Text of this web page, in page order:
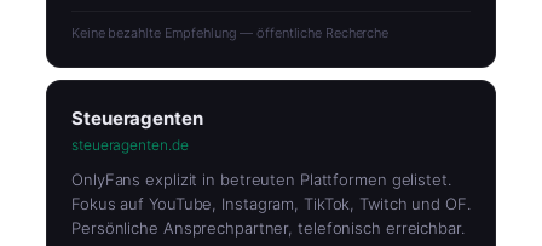
Keine bezahlte Empfehlung — öffentliche Recherche
Steueragenten
steueragenten.de
OnlyFans explizit in betreuten Plattformen gelistet.
Fokus auf YouTube, Instagram, TikTok, Twitch und OF.
Persönliche Ansprechpartner, telefonisch erreichbar.